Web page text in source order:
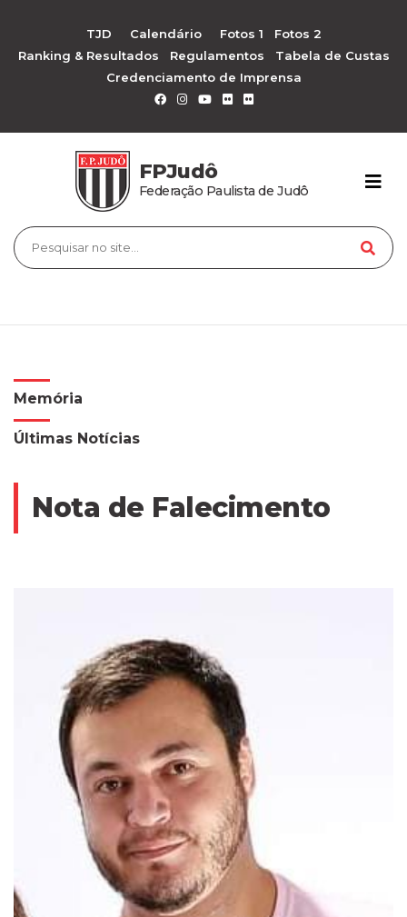
TJD Calendário Fotos 1
Fotos 2
Ranking & Resultados
Regulamentos
Tabela de Custas
Credenciamento de Imprensa
FPJudô
Federação Paulista de Judô
Memória
Últimas Notícias
Nota de Falecimento